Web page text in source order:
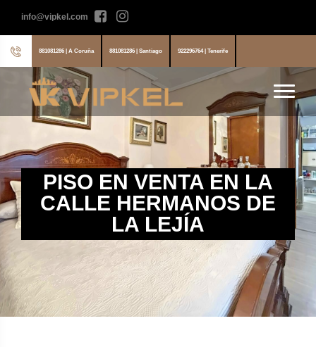
info@vipkel.com
881081286 | A Coruña 881081286 | Santiago 922296764 | Tenerife
PISO EN VENTA EN LA
CALLE HERMANOS DE
LA LEJÍA